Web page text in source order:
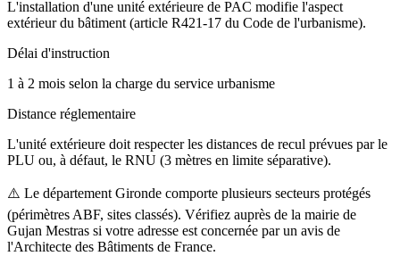
L'installation d'une unité extérieure de PAC modifie l'aspect
extérieur du bâtiment (article R421-17 du Code de l'urbanisme).
Délai d'instruction
1 à 2 mois selon la charge du service urbanisme
Distance réglementaire
L'unité extérieure doit respecter les distances de recul prévues par le
PLU ou, à défaut, le RNU (3 mètres en limite séparative).
⚠️ Le département Gironde comporte plusieurs secteurs protégés
(périmètres ABF, sites classés). Vérifiez auprès de la mairie de
Gujan Mestras si votre adresse est concernée par un avis de
l'Architecte des Bâtiments de France.